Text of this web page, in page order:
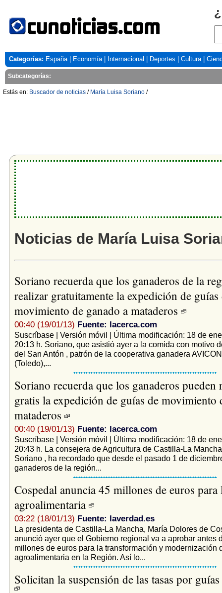
Categorías: España| Economía| Internacional Deportes Cultura|
Subcategorías:
Estás en: Buscador de noticias / María Luisa Soriano /
Noticias de María Luisa
Soriano recuerda que los ganaderos de la
realizar gratuitamente la expedición de guías
movimiento de ganado a mataderos
00:40 (19/01/13) Fuente: lacerca.com
Suscríbase | Versión móvil | Última modificación: 18 de
20:13 h. Soriano, que asistió ayer a la comida con motivo
del San Antón , patrón de la cooperativa ganadera
(Toledo),...
Soriano recuerda que los ganaderos pueden
gratis la expedición de guías de movimiento
mataderos
00:40 (19/01/13) Fuente: lacerca.com
Suscríbase | Versión móvil | Última modificación: 18 de
20:43 h. La consejera de Agricultura de Castilla-La
Soriano , ha recordado que desde el pasado 1 de
ganaderos de la región...
Cospedal anuncia 45 millones de euros
agroalimentaria
03:22 (18/01/13) Fuente: laverdad.es
La presidenta de Castilla-La Mancha, María Dolores de
anunció ayer que el Gobierno regional va a aprobar antes
millones de euros para la transformación y modernización
agroalimentaria en la Región. Así lo...
Solicitan la suspensión de las tasas por guías